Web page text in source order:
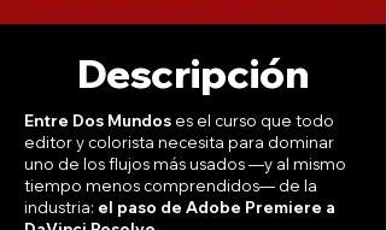
Descripción
Entre Dos Mundos es el curso que todo
editor y colorista necesita para dominar
uno de los flujos más usados —y al mismo
tiempo menos comprendidos— de la
industria: el paso de Adobe Premiere a